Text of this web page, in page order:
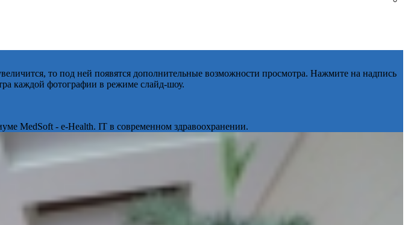
то под ней появятся дополнительные возможности просмотра. Нажмите на надпись
каждой фотографии в режиме слайд-шоу.
MedSoft - e-Health. IT в современном здравоохранении.